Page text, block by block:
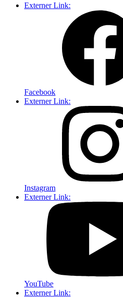
Externer Link:
Facebook
Externer Link:
Instagram
Externer Link:
YouTube
Externer Link: